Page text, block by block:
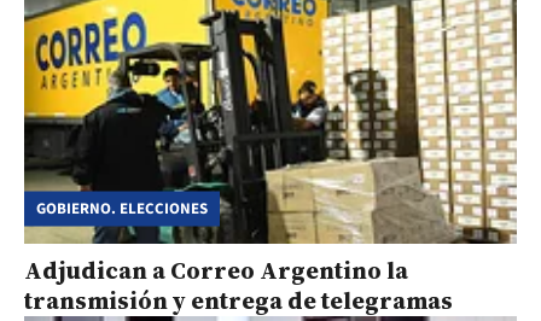
GOBIERNO. ELECCIONES
Adjudican a Correo Argentino la
transmisión y entrega de telegramas